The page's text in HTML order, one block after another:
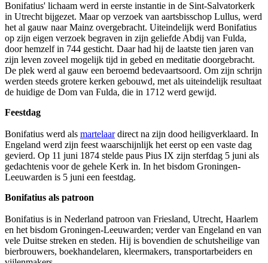
Bonifatius' lichaam werd in eerste instantie in de Sint-Salvatorkerk
in Utrecht bijgezet. Maar op verzoek van aartsbisschop Lullus, werd
het al gauw naar Mainz overgebracht. Uiteindelijk werd Bonifatius
op zijn eigen verzoek begraven in zijn geliefde Abdij van Fulda,
door hemzelf in 744 gesticht. Daar had hij de laatste tien jaren van
zijn leven zoveel mogelijk tijd in gebed en meditatie doorgebracht.
De plek werd al gauw een beroemd bedevaartsoord. Om zijn schrijn
werden steeds grotere kerken gebouwd, met als uiteindelijk resultaat
de huidige de Dom van Fulda, die in 1712 werd gewijd.
Feestdag
Bonifatius werd als martelaardirect na zijn dood heiligverklaard. In
Engeland werd zijn feest waarschijnlijk het eerst op een vaste dag
gevierd. Op 11 juni 1874 stelde paus Pius IX zijn sterfdag 5 juni als
gedachtenis voor de gehele Kerk in. In het bisdom Groningen-
Leeuwarden is 5 juni een feestdag.
Bonifatius als patroon
Bonifatius is in Nederland patroon van Friesland, Utrecht, Haarlem
en het bisdom Groningen-Leeuwarden; verder van Engeland en van
vele Duitse streken en steden. Hij is bovendien de schutsheilige van
bierbrouwers, boekhandelaren, kleermakers, transportarbeiders en